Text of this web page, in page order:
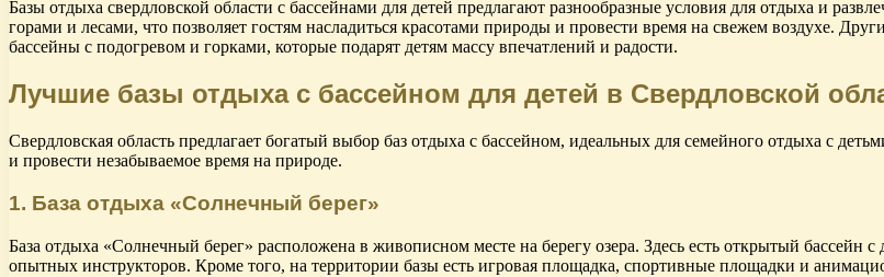
Базы отдыха свердловской области с бассейнами для детей предлагают разнообразные условия для отдыха и
горами и лесами, что позволяет гостям насладиться красотами природы и провести время на свежем воздухе.
бассейны с подогревом и горками, которые подарят детям массу впечатлений и радости.
Лучшие базы отдыха с бассейном для детей в Свердловской
Свердловская область предлагает богатый выбор баз отдыха с бассейном, идеальных для семейного отдыха с
и провести незабываемое время на природе.
1. База отдыха «Солнечный берег»
База отдыха «Солнечный берег» расположена в живописном месте на берегу озера. Здесь есть открытый бассейн
опытных инструкторов. Кроме того, на территории базы есть игровая площадка, спортивные площадки и